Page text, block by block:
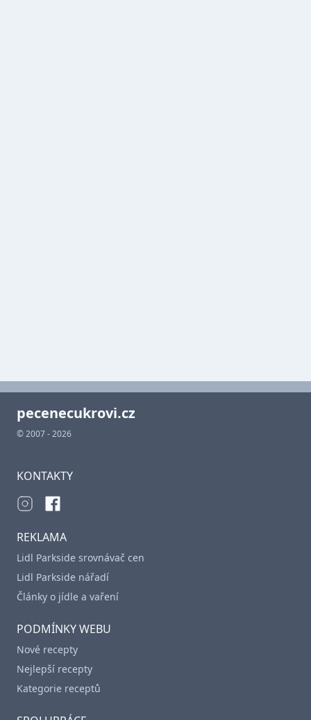
pecenecukrovi.cz
© 2007 - 2026
KONTAKTY
REKLAMA
Lidl Parkside srovnávač cen
Lidl Parkside nářadí
Články o jídle a vaření
PODMÍNKY WEBU
Nové recepty
Nejlepší recepty
Kategorie receptů